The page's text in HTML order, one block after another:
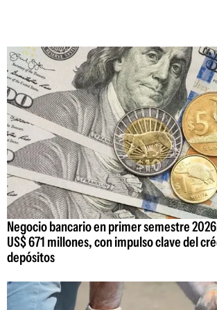
Negocio bancario en primer semestre
US$ 671 millones, con impulso clave del
depósitos